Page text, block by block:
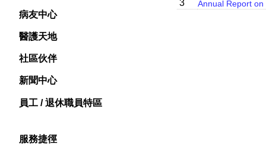
病友中心
醫護天地
社區伙伴
新聞中心
員工 / 退休職員特區
服務捷徑